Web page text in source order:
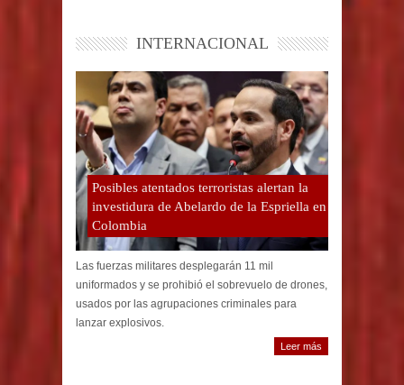
INTERNACIONAL
Posibles atentados terroristas alertan la
investidura de Abelardo de la Espriella en
Colombia
Las fuerzas militares desplegarán 11 mil
uniformados y se prohibió el sobrevuelo de drones,
usados por las agrupaciones criminales para
lanzar explosivos.
Leer más